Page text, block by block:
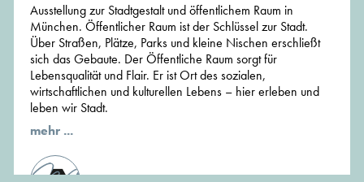
Ausstellung zur Stadtgestalt und öffentlichem Raum in
München. Öffentlicher Raum ist der Schlüssel zur Stadt.
Über Straßen, Plätze, Parks und kleine Nischen erschließt
sich das Gebaute. Der Öffentliche Raum sorgt für
Lebensqualität und Flair. Er ist Ort des sozialen,
wirtschaftlichen und kulturellen Lebens – hier erleben und
leben wir Stadt.
mehr ...